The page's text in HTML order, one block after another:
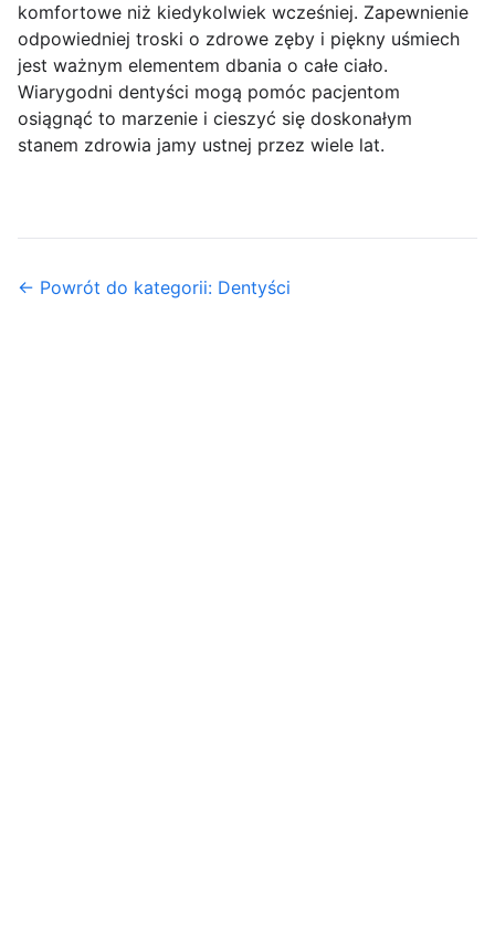
komfortowe niż kiedykolwiek wcześniej. Zapewnienie
odpowiedniej troski o zdrowe zęby i piękny uśmiech
jest ważnym elementem dbania o całe ciało.
Wiarygodni dentyści mogą pomóc pacjentom
osiągnąć to marzenie i cieszyć się doskonałym
stanem zdrowia jamy ustnej przez wiele lat.
← Powrót do kategorii: Dentyści